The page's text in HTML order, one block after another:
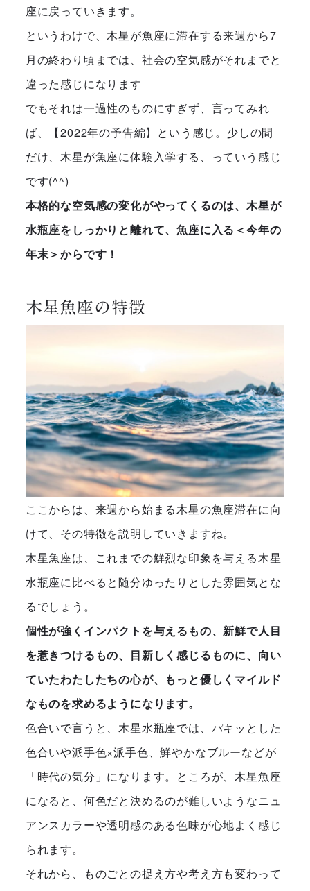
座に戻っていきます。
というわけで、木星が魚座に滞在する来週から7
月の終わり頃までは、社会の空気感がそれまでと
違った感じになります
でもそれは一過性のものにすぎず、言ってみれ
ば、【2022年の予告編】という感じ。少しの間
だけ、木星が魚座に体験入学する、っていう感じ
です(^^)
本格的な空気感の変化がやってくるのは、木星が
水瓶座をしっかりと離れて、魚座に入る＜今年の
年末＞からです！
木星魚座の特徴
ここからは、来週から始まる木星の魚座滞在に向
けて、その特徴を説明していきますね。
木星魚座は、これまでの鮮烈な印象を与える木星
水瓶座に比べると随分ゆったりとした雰囲気とな
るでしょう。
個性が強くインパクトを与えるもの、新鮮で人目
を惹きつけるもの、目新しく感じるものに、向い
ていたわたしたちの心が、もっと優しくマイルド
なものを求めるようになります。
色合いで言うと、木星水瓶座では、パキッとした
色合いや派手色×派手色、鮮やかなブルーなどが
「時代の気分」になります。ところが、木星魚座
になると、何色だと決めるのが難しいようなニュ
アンスカラーや透明感のある色味が心地よく感じ
られます。
それから、ものごとの捉え方や考え方も変わって